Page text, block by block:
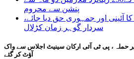
پنشن سے محروم
آئینی اور جمہوری حق دیا جائے،
سردار گوہر زمان کڑلال
حملہ ، پی ٹی آئی ارکان سینیٹ اجلاس سے واک
آؤٹ کر گئے